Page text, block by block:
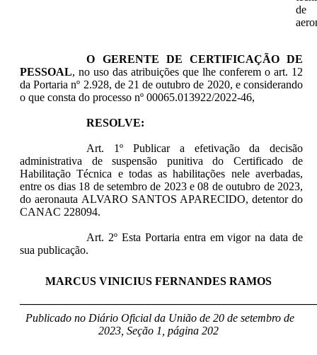
de
O GERENTE DE CERTIFICAÇÃO DE
PESSOAL, no uso das atribuições que lhe conferem o art. 12
da Portaria nº 2.928, de 21 de outubro de 2020, e considerando
o que consta do processo nº 00065.013922/2022-46,
RESOLVE:
Art. 1º Publicar a efetivação da decisão
administrativa de suspensão punitiva do Certificado de
Habilitação Técnica e todas as habilitações nele averbadas,
entre os dias 18 de setembro de 2023 e 08 de outubro de 2023,
do aeronauta ALVARO SANTOS APARECIDO, detentor do
CANAC 228094.
Art. 2º Esta Portaria entra em vigor na data de
sua publicação.
MARCUS VINICIUS FERNANDES RAMOS
Publicado no Diário Oficial da União de 20 de setembro de
2023, Seção 1, página 202